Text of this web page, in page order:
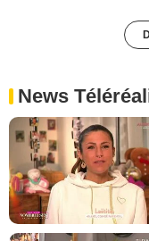
News